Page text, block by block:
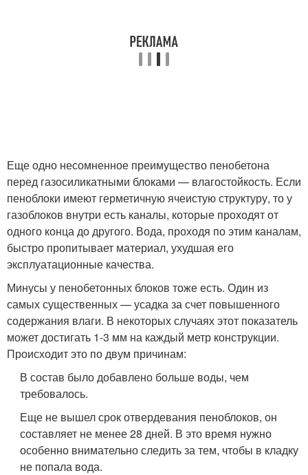
Еще одно несомненное преимущество пенобетона
перед газосиликатными блоками — влагостойкость. Если
пеноблоки имеют герметичную ячеистую структуру, то у
газоблоков внутри есть каналы, которые проходят от
одного конца до другого. Вода, проходя по этим каналам,
быстро пропитывает материал, ухудшая его
эксплуатационные качества.
Минусы у пенобетонных блоков тоже есть. Один из
самых существенных — усадка за счет повышенного
содержания влаги. В некоторых случаях этот показатель
может достигать 1-3 мм на каждый метр конструкции.
Происходит это по двум причинам:
В состав было добавлено больше воды, чем
требовалось.
Еще не вышел срок отвердевания пеноблоков, он
составляет не менее 28 дней. В это время нужно
особенно внимательно следить за тем, чтобы в кладку
не попала вода.